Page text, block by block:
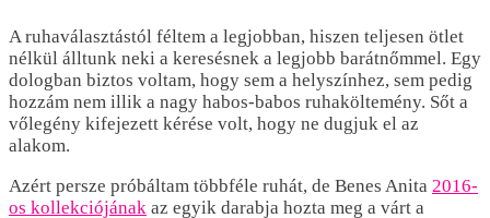
A ruhaválasztástól féltem a legjobban, hiszen teljesen ötlet
nélkül álltunk neki a keresésnek a legjobb barátnőmmel. Egy
dologban biztos voltam, hogy sem a helyszínhez, sem pedig
hozzám nem illik a nagy habos-babos ruhaköltemény. Sőt a
vőlegény kifejezett kérése volt, hogy ne dugjuk el az
alakom.
Azért persze próbáltam többféle ruhát, de Benes Anita 2016-
os kollekciójának az egyik darabja hozta meg a várt a